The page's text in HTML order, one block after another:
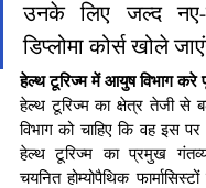
उनके लिए जल्द
डिप्लोमा कोर्स खोले
हेल्थ टूरिज्म में आयुष विभाग करे
हेल्थ टूरिज्म का क्षेत्र तेजी से
विभाग को चाहिए कि वह इस
हेल्थ टूरिज्म का प्रमुख
चयनित होम्योपैथिक